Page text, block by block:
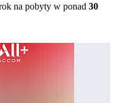
na pobyty w ponad 30